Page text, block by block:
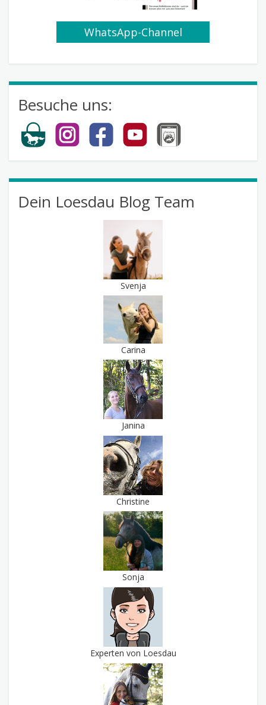
WhatsApp-Channel
Besuche uns:
Dein Loesdau Blog Team
Svenja
Carina
Janina
Christine
Sonja
Experten von Loesdau